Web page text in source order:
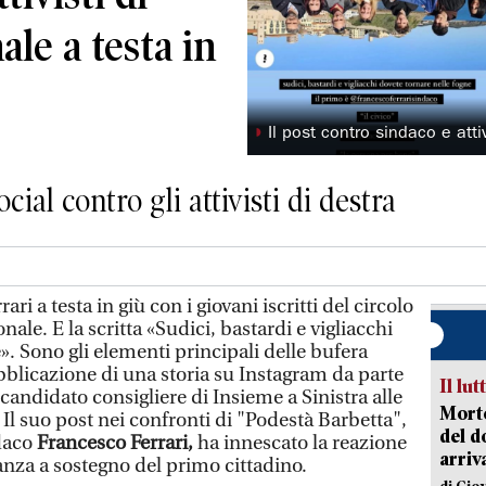
a testa in
◗ Il post contro sindaco e
contro gli attivisti di destra
a testa in giù con i giovani iscritti del circolo
E la scritta «Sudici, bastardi e vigliacchi
Sono gli elementi principali delle bufera
di una storia su Instagram da parte
consigliere di Insieme a Sinistra alle
suo post nei confronti di "Podestà Barbetta",
Francesco Ferrari,ha innescato la reazione
a sostegno del primo cittadino.
Il
del